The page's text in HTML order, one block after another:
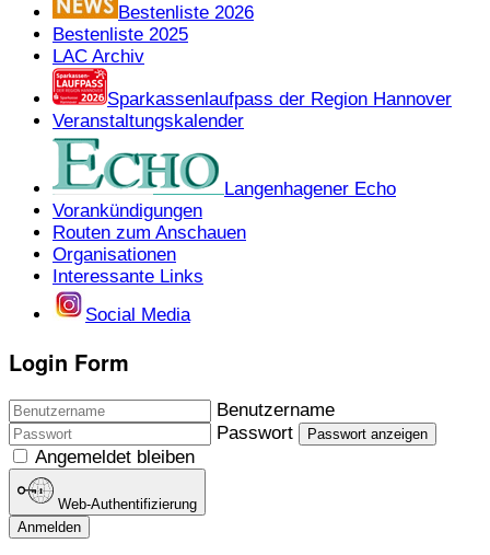
Bestenliste 2026
Bestenliste 2025
LAC Archiv
Sparkassenlaufpass der Region Hannover
Veranstaltungskalender
Langenhagener Echo
Vorankündigungen
Routen zum Anschauen
Organisationen
Interessante Links
Social Media
Login Form
Benutzername
Passwort
Passwort anzeigen
Angemeldet bleiben
Web-Authentifizierung
Anmelden